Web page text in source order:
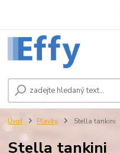
Úvod Plavky Stella tankini
Stella tankini